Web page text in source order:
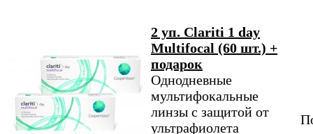
2 уп. Clariti 1 day
Multifocal (60 шт.) +
подарок
Однодневные
мультифокальные
линзы с защитой от
ультрафиолета